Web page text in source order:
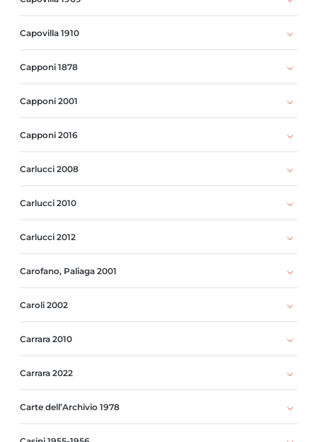
Capovilla 1910
Capponi 1878
Capponi 2001
Capponi 2016
Carlucci 2008
Carlucci 2010
Carlucci 2012
Carofano, Paliaga 2001
Caroli 2002
Carrara 2010
Carrara 2022
Carte dell’Archivio 1978